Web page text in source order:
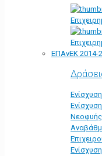
ΕΠΑνΕΚ 2014-
Νεοφυής